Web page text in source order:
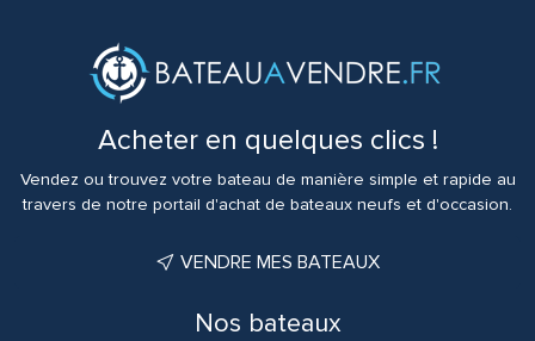
Acheter en quelques clics !
Vendez ou trouvez votre bateau de manière simple et rapide au
travers de notre portail d'achat de bateaux neufs et d'occasion.
VENDRE MES BATEAUX
Nos bateaux